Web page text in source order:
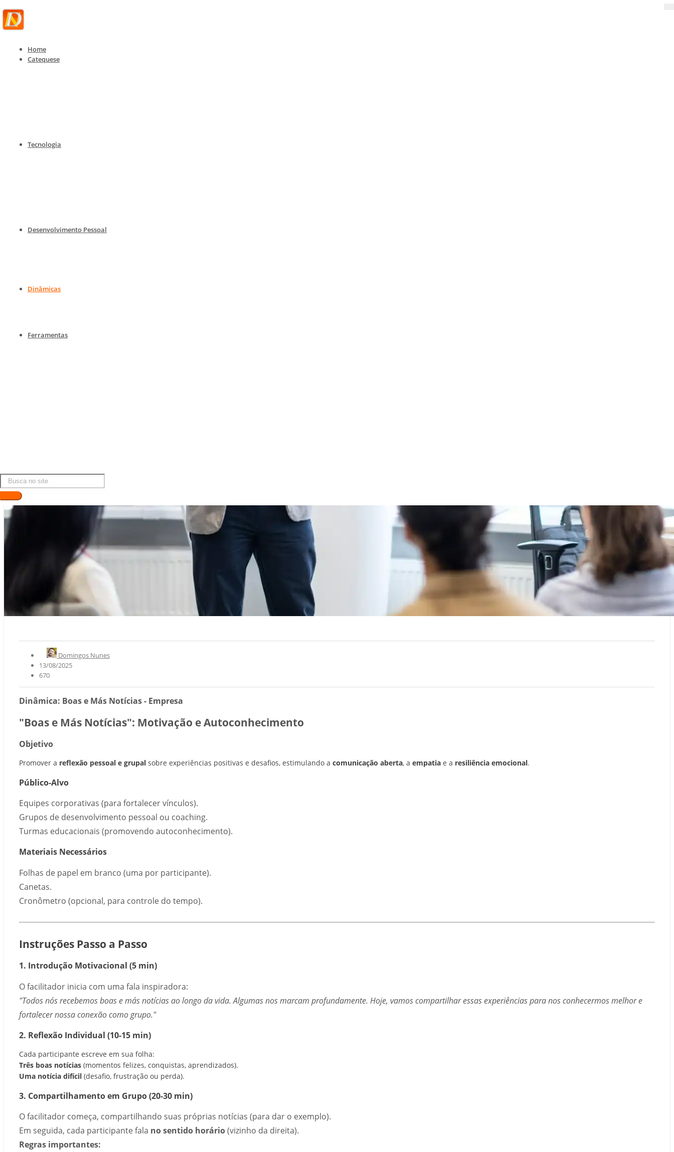
Home
Catequese
Tecnologia
Desenvolvimento Pessoal
Dinâmicas
Ferramentas
Domingos Nunes
13/08/2025
670
Dinâmica: Boas e Más Notícias - Empresa
"Boas e Más Notícias": Motivação e Autoconhecimento
Objetivo
Promover a reflexão pessoal e grupal sobre experiências positivas e desafios, estimulando a comunicação aberta, a empatia e a resiliência emocional.
Público-Alvo
Equipes corporativas (para fortalecer vínculos).
Grupos de desenvolvimento pessoal ou coaching.
Turmas educacionais (promovendo autoconhecimento).
Materiais Necessários
Folhas de papel em branco (uma por participante).
Canetas.
Cronômetro (opcional, para controle do tempo).
Instruções Passo a Passo
1. Introdução Motivacional (5 min)
O facilitador inicia com uma fala inspiradora:
"Todos nós recebemos boas e más notícias ao longo da vida. Algumas nos marcam profundamente. Hoje, vamos compartilhar essas experiências para nos conhecermos melhor e
fortalecer nossa conexão como grupo."
2. Reflexão Individual (10-15 min)
Cada participante escreve em sua folha:
Três boas notícias (momentos felizes, conquistas, aprendizados).
Uma notícia difícil (desafio, frustração ou perda).
3. Compartilhamento em Grupo (20-30 min)
O facilitador começa, compartilhando suas próprias notícias (para dar o exemplo).
Em seguida, cada participante fala no sentido horário(vizinho da direita).
Regras importantes: